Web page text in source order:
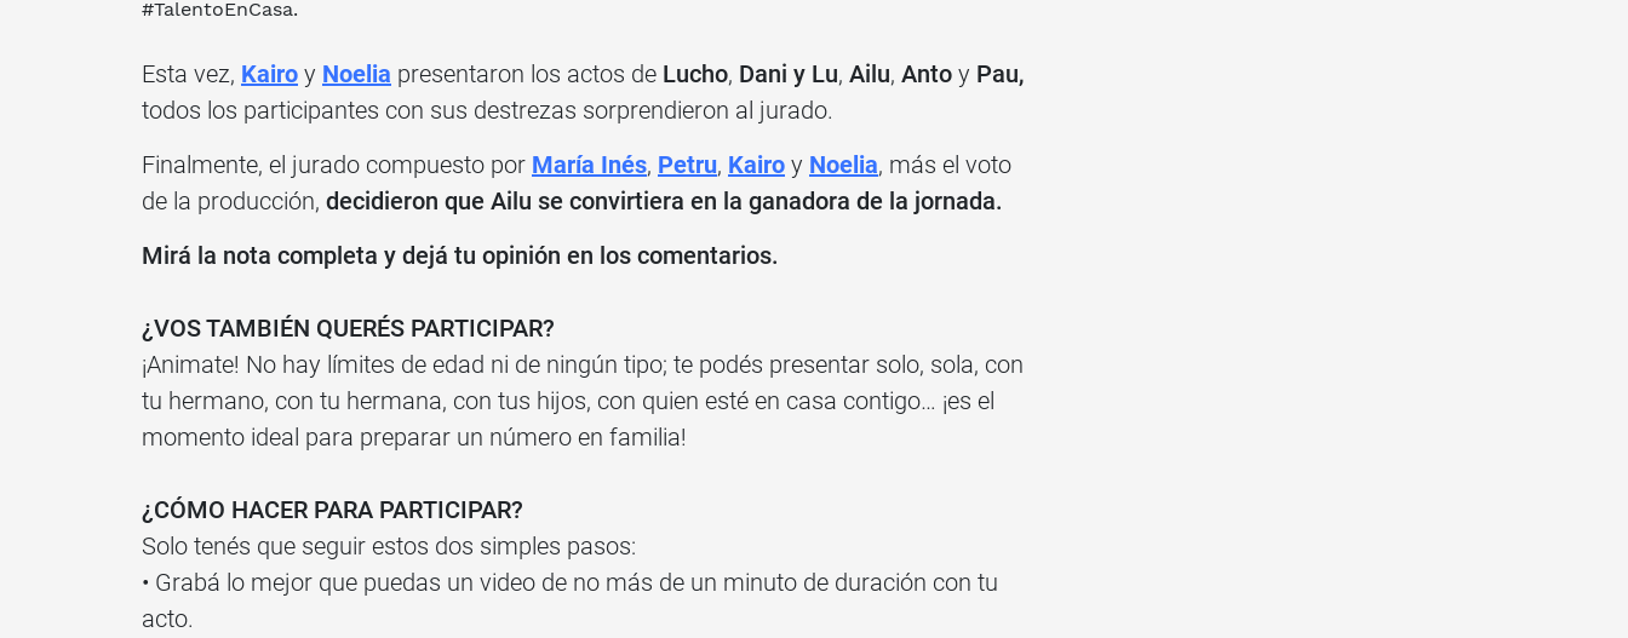
#TalentoEnCasa.
Esta vez, Kairo y Noelia presentaron los actos de Lucho, Dani y Lu, Ailu, Anto y Pau,
todos los participantes con sus destrezas sorprendieron al jurado.
Finalmente, el jurado compuesto por María Inés, Petru, Kairo y Noelia, más el voto
de la producción, decidieron que Ailu se convirtiera en la ganadora de la jornada.
Mirá la nota completa y dejá tu opinión en los comentarios.
¿VOS TAMBIÉN QUERÉS PARTICIPAR?
¡Animate! No hay límites de edad ni de ningún tipo; te podés presentar solo, sola, con
tu hermano, con tu hermana, con tus hijos, con quien esté en casa contigo… ¡es el
momento ideal para preparar un número en familia!
¿CÓMO HACER PARA PARTICIPAR?
Solo tenés que seguir estos dos simples pasos:
• Grabá lo mejor que puedas un video de no más de un minuto de duración con tu
acto.